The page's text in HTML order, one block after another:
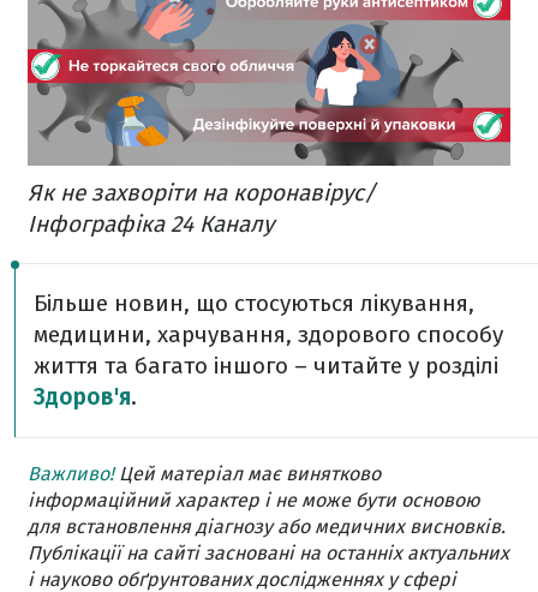
Як не захворіти на коронавірус/
Інфографіка 24 Каналу
Більше новин, що стосуються лікування,
медицини, харчування, здорового способу
життя та багато іншого – читайте у розділі
Здоров'я.
Важливо!Цей матеріал має винятково
інформаційний характер і не може бути основою
для встановлення діагнозу або медичних висновків.
Публікації на сайті засновані на останніх актуальних
і науково обґрунтованих дослідженнях у сфері